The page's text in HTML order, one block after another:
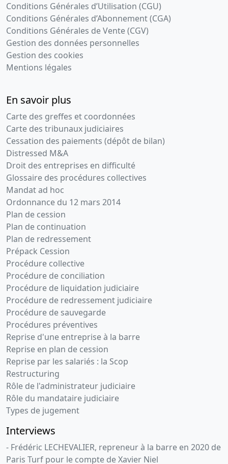
Conditions Générales d’Utilisation (CGU)
Conditions Générales d’Abonnement (CGA)
Conditions Générales de Vente (CGV)
Gestion des données personnelles
Gestion des cookies
Mentions légales
En savoir plus
Carte des greffes et coordonnées
Carte des tribunaux judiciaires
Cessation des paiements (dépôt de bilan)
Distressed M&A
Droit des entreprises en difficulté
Glossaire des procédures collectives
Mandat ad hoc
Ordonnance du 12 mars 2014
Plan de cession
Plan de continuation
Plan de redressement
Prépack Cession
Procédure collective
Procédure de conciliation
Procédure de liquidation judiciaire
Procédure de redressement judiciaire
Procédure de sauvegarde
Procédures préventives
Reprise d'une entreprise à la barre
Reprise en plan de cession
Reprise par les salariés : la Scop
Restructuring
Rôle de l'administrateur judiciaire
Rôle du mandataire judiciaire
Types de jugement
Interviews
- Frédéric LECHEVALIER, repreneur à la barre en 2020 de
Paris Turf pour le compte de Xavier Niel